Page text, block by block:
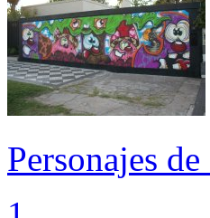
Personajes